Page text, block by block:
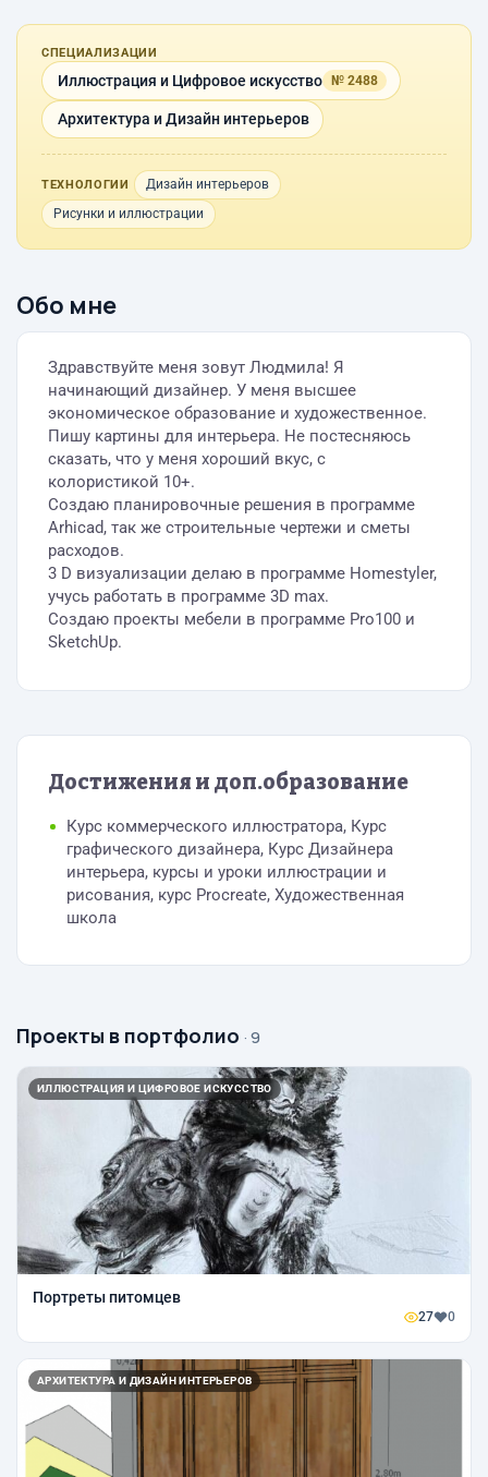
СПЕЦИАЛИЗАЦИИ
Иллюстрация и Цифровое искусство № 2488
Архитектура и Дизайн интерьеров
ТЕХНОЛОГИИ
Дизайн интерьеров
Рисунки и иллюстрации
Обо мне
Здравствуйте меня зовут Людмила! Я
начинающий дизайнер. У меня высшее
экономическое образование и художественное.
Пишу картины для интерьера. Не постесняюсь
сказать, что у меня хороший вкус, с
колористикой 10+.
Создаю планировочные решения в программе
Arhicad, так же строительные чертежи и сметы
расходов.
3 D визуализации делаю в программе Homestyler,
учусь работать в программе 3D max.
Создаю проекты мебели в программе Pro100 и
SketchUp.
Достижения и доп.образование
Курс коммерческого иллюстратора, Курс
графического дизайнера, Курс Дизайнера
интерьера, курсы и уроки иллюстрации и
рисования, курс Procreate, Художественная
школа
Проекты в портфолио · 9
ИЛЛЮСТРАЦИЯ И ЦИФРОВОЕ ИСКУССТВО
Портреты питомцев
27 0
АРХИТЕКТУРА И ДИЗАЙН ИНТЕРЬЕРОВ